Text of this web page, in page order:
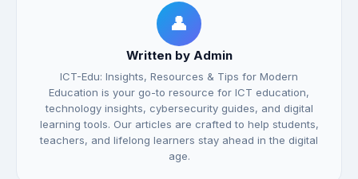
👤
Written by Admin
ICT-Edu: Insights, Resources & Tips for Modern
Education is your go-to resource for ICT education,
technology insights, cybersecurity guides, and digital
learning tools. Our articles are crafted to help students,
teachers, and lifelong learners stay ahead in the digital
age.